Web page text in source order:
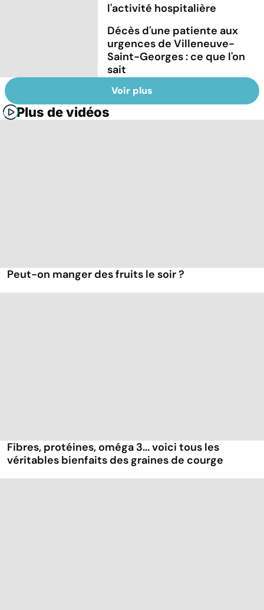
l'activité hospitalière
Décès d'une patiente aux
urgences de Villeneuve-
Saint-Georges : ce que l'on
sait
Voir plus
Plus de vidéos
Peut-on manger des fruits le soir ?
Fibres, protéines, oméga 3... voici tous les
véritables bienfaits des graines de courge